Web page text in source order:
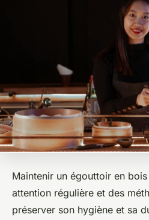
Maintenir un égouttoir en
attention régulière et des
préserver son hygiène et sa